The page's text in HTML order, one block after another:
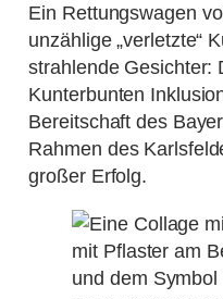
Ein Rettungswagen
unzählige „verletzte“
strahlende Gesichter:
Kunterbunten
Bereitschaft des
Rahmen des
großer Erfolg.